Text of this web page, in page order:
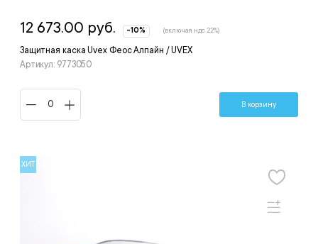
Защитная каска Uvex Феос Алпайн / UVEX
Артикул: 9773050
12 673.00 руб. -10% (включая ндс 22%)
В корзину
ХИТ